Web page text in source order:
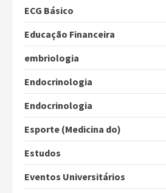
ECG Básico
Educação Financeira
embriologia
Endocrinologia
Endocrinologia
Esporte (Medicina do)
Estudos
Eventos Universitários